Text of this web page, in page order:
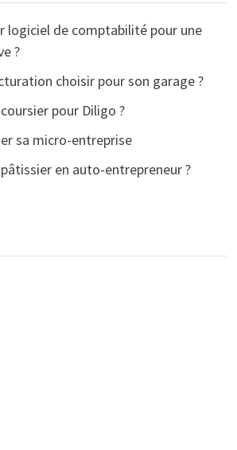
logiciel de comptabilité pour une
?
choisir pour son garage ?
pour Diligo ?
sa micro-entreprise
en auto-entrepreneur ?